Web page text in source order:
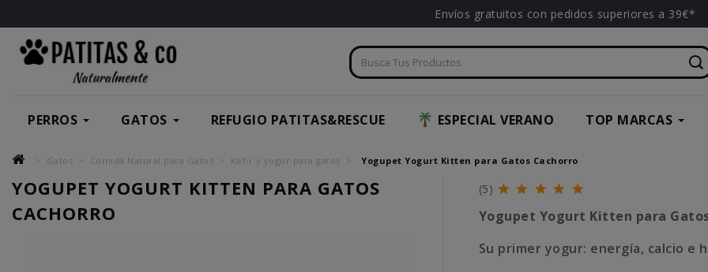
Envíos gratuitos con pedidos superiores a 39€*
PERROS GATOS REFUGIO PATITAS&RESCUE ESPECIAL VERANO TOP MARCAS
Gatos Comida Natural para Gatos Kefir y yogur para gatos Yogupet Yogurt Kitten para Gatos Cachorro
YOGUPET YOGURT KITTEN PARA GATOS
CACHORRO
(5)
Yogupet Yogurt Kitten para
Su primer yogur: energía, calcio e